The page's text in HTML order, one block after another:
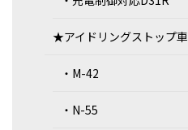
★アイドリングストップ車
・M-42
・N-55